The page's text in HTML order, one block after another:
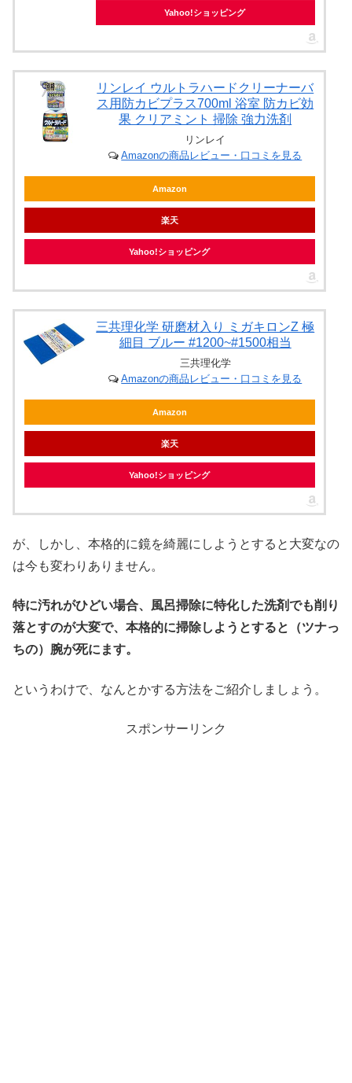
Yahoo!ショッピング
リンレイ ウルトラハードクリーナーバ
ス用防カビプラス700ml 浴室 防カビ効
果 クリアミント 掃除 強力洗剤
リンレイ
Amazonの商品レビュー・口コミを見る
Amazon
楽天
Yahoo!ショッピング
三共理化学 研磨材入り ミガキロンZ 極
細目 ブルー #1200~#1500相当
三共理化学
Amazonの商品レビュー・口コミを見る
Amazon
楽天
Yahoo!ショッピング
が、しかし、本格的に鏡を綺麗にしようとすると大変なの
は今も変わりありません。
特に汚れがひどい場合、風呂掃除に特化した洗剤でも削り
落とすのが大変で、本格的に掃除しようとすると（ツナっ
ちの）腕が死にます。
というわけで、なんとかする方法をご紹介しましょう。
スポンサーリンク